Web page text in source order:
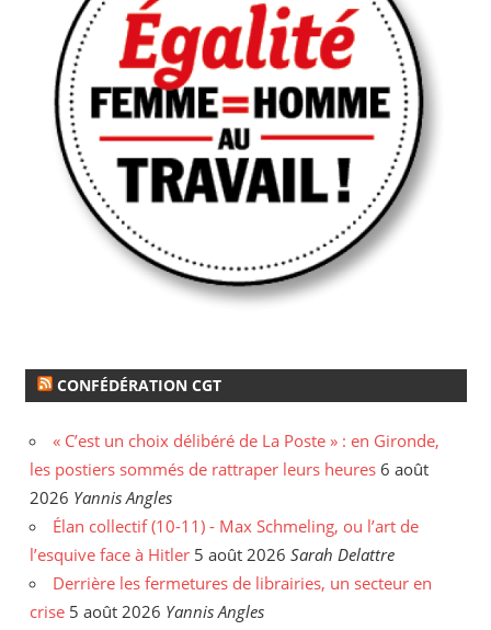
CONFÉDÉRATION CGT
« C’est un choix délibéré de La Poste » : en Gironde,
les postiers sommés de rattraper leurs heures 6 août
2026 Yannis Angles
Élan collectif (10-11) - Max Schmeling, ou l’art de
l’esquive face à Hitler 5 août 2026 Sarah Delattre
Derrière les fermetures de librairies, un secteur en
crise 5 août 2026 Yannis Angles